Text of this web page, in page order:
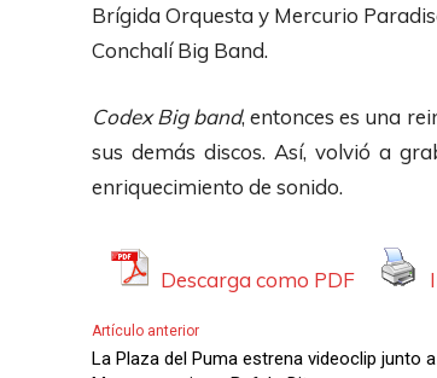
u
A
Brígida Orquesta y Mercurio
Conchalí Big Band.
Codex Big band, entonces es una
sus demás discos. Así, volvió a
enriquecimiento de sonido.
Descarga como PDF
Artículo anterior
La Plaza del Puma estrena videoclip junto a